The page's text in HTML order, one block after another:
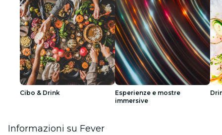
Cibo & Drink
Esperienze e mostre
immersive
Informazioni su Fever